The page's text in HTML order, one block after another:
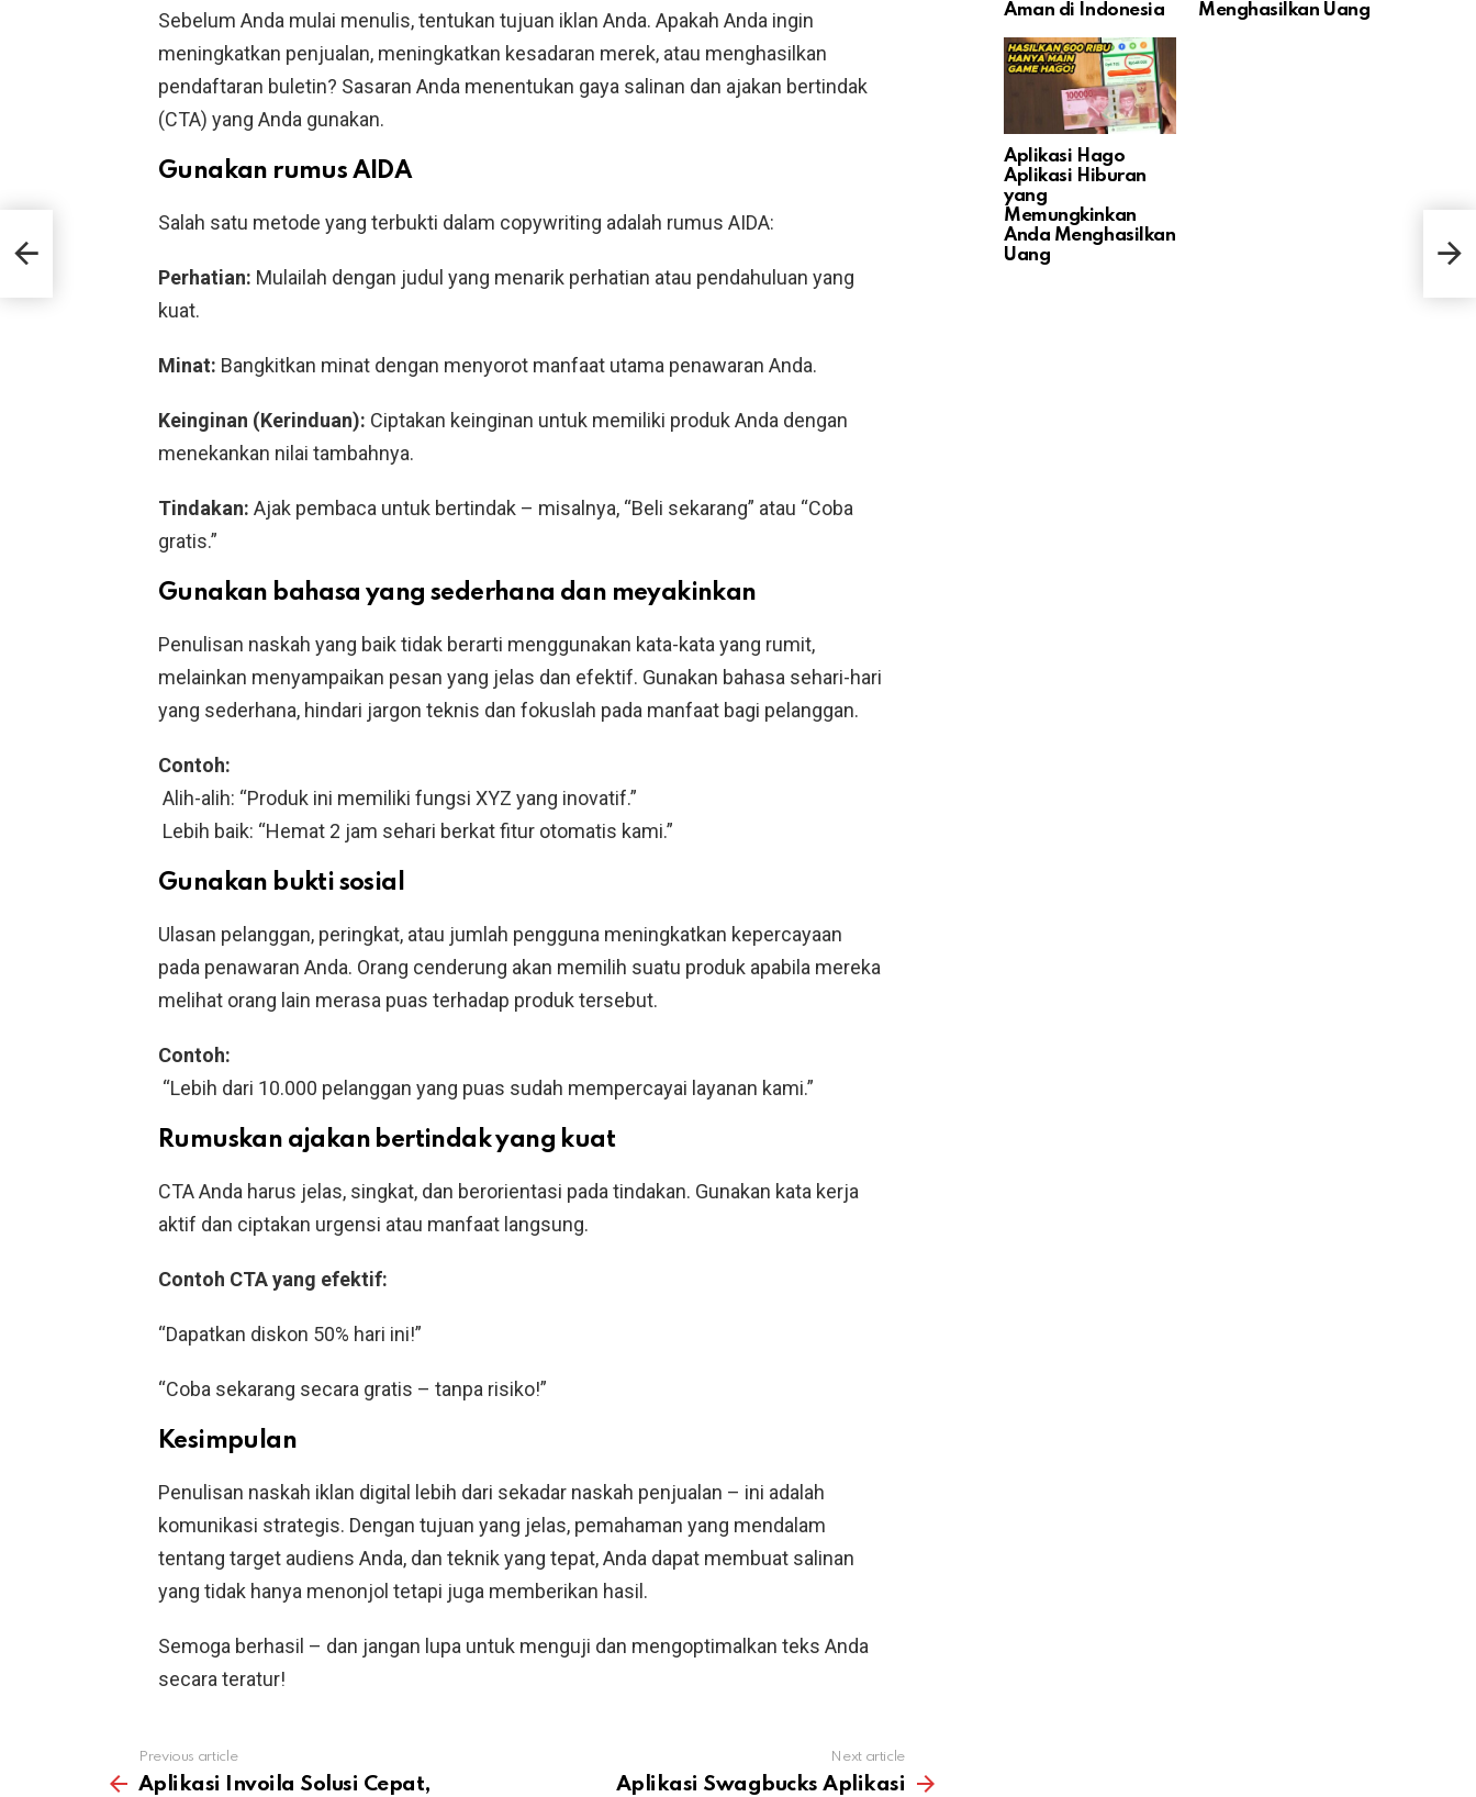
Sebelum Anda mulai menulis, tentukan tujuan iklan Anda. Apakah Anda ingin
meningkatkan penjualan, meningkatkan kesadaran merek, atau menghasilkan
pendaftaran buletin? Sasaran Anda menentukan gaya salinan dan ajakan bertindak
(CTA) yang Anda gunakan.
Gunakan rumus AIDA
Salah satu metode yang terbukti dalam copywriting adalah rumus AIDA:
Perhatian: Mulailah dengan judul yang menarik perhatian atau pendahuluan yang
kuat.
Minat: Bangkitkan minat dengan menyorot manfaat utama penawaran Anda.
Keinginan (Kerinduan): Ciptakan keinginan untuk memiliki produk Anda dengan
menekankan nilai tambahnya.
Tindakan: Ajak pembaca untuk bertindak – misalnya, “Beli sekarang” atau “Coba
gratis.”
Gunakan bahasa yang sederhana dan meyakinkan
Penulisan naskah yang baik tidak berarti menggunakan kata-kata yang rumit,
melainkan menyampaikan pesan yang jelas dan efektif. Gunakan bahasa sehari-hari
yang sederhana, hindari jargon teknis dan fokuslah pada manfaat bagi pelanggan.
Contoh:
Alih-alih: “Produk ini memiliki fungsi XYZ yang inovatif.”
Lebih baik: “Hemat 2 jam sehari berkat fitur otomatis kami.”
Gunakan bukti sosial
Ulasan pelanggan, peringkat, atau jumlah pengguna meningkatkan kepercayaan
pada penawaran Anda. Orang cenderung akan memilih suatu produk apabila mereka
melihat orang lain merasa puas terhadap produk tersebut.
Contoh:
“Lebih dari 10.000 pelanggan yang puas sudah mempercayai layanan kami.”
Rumuskan ajakan bertindak yang kuat
CTA Anda harus jelas, singkat, dan berorientasi pada tindakan. Gunakan kata kerja
aktif dan ciptakan urgensi atau manfaat langsung.
Contoh CTA yang efektif:
“Dapatkan diskon 50% hari ini!”
“Coba sekarang secara gratis – tanpa risiko!”
Kesimpulan
Penulisan naskah iklan digital lebih dari sekadar naskah penjualan – ini adalah
komunikasi strategis. Dengan tujuan yang jelas, pemahaman yang mendalam
tentang target audiens Anda, dan teknik yang tepat, Anda dapat membuat salinan
yang tidak hanya menonjol tetapi juga memberikan hasil.
Semoga berhasil – dan jangan lupa untuk menguji dan mengoptimalkan teks Anda
secara teratur!
more
Previous article
Aplikasi Invoila Solusi Cepat,
Next article
Aplikasi Swagbucks Aplikasi
Aman di Indonesia
Menghasilkan Uang
Aplikasi Hago
Aplikasi Hiburan
yang
Memungkinkan
Anda Menghasilkan
Uang